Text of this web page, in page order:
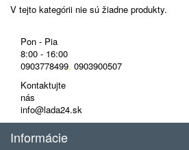
V tejto kategórii nie sú žiadne produkty.
Pon - Pia
8:00 - 16:00
0903778499, 0903900507
Kontaktujte
nás
info@lada24.sk
Informácie